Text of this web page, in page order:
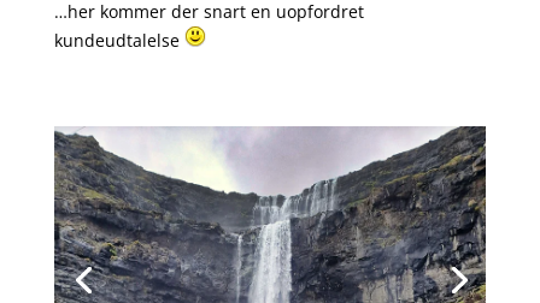
…her kommer der snart en uopfordret
kundeudtalelse